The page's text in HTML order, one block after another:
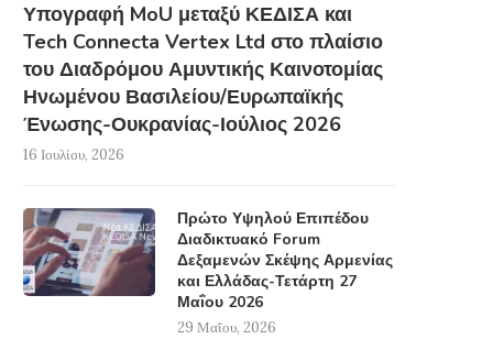
Υπογραφή MoU μεταξύ ΚΕΔΙΣΑ και
Tech Connecta Vertex Ltd στο πλαίσιο
του Διαδρόμου Αμυντικής Καινοτομίας
Ηνωμένου Βασιλείου/Ευρωπαϊκής
Ένωσης-Ουκρανίας-Ιούλιος 2026
16 Ιουλίου, 2026
Πρώτο Υψηλού Επιπέδου
Διαδικτυακό Forum
Δεξαμενών Σκέψης Αρμενίας
και Ελλάδας-Τετάρτη 27
Μαΐου 2026
29 Μαΐου, 2026